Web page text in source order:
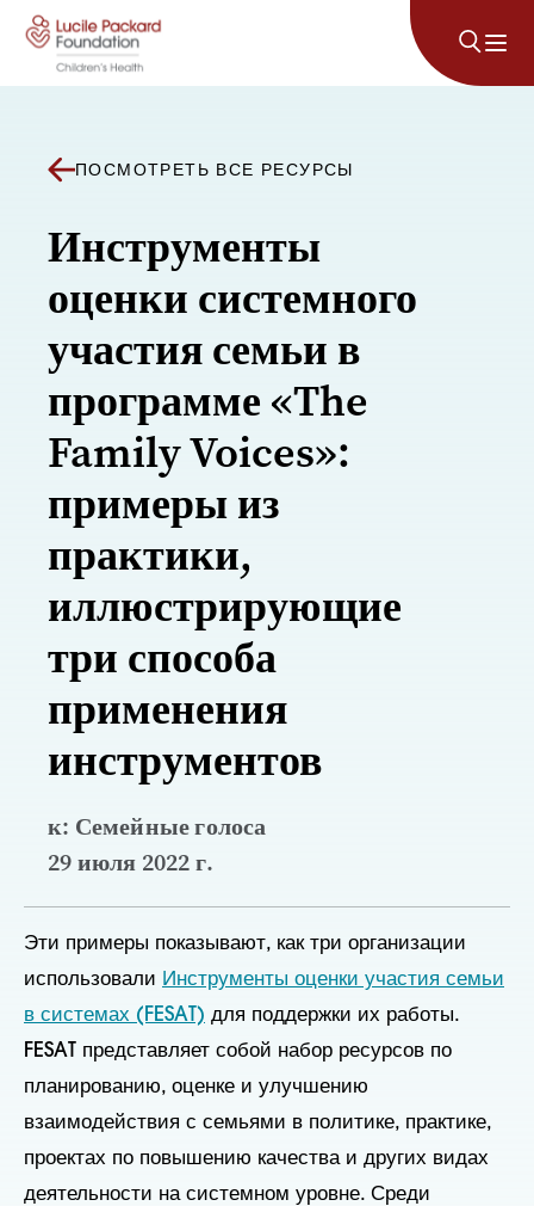
Перейти к содержанию
ПОСМОТРЕТЬ ВСЕ РЕСУРСЫ
Инструменты
оценки системного
участия семьи в
программе «The
Family Voices»:
примеры из
практики,
иллюстрирующие
три способа
применения
инструментов
к: Семейные голоса
29 июля 2022 г.
Эти примеры показывают, как три организации
использовали Инструменты оценки участия семьи
в системах (FESAT) для поддержки их работы.
FESAT представляет собой набор ресурсов по
планированию, оценке и улучшению
взаимодействия с семьями в политике, практике,
проектах по повышению качества и других видах
деятельности на системном уровне. Среди